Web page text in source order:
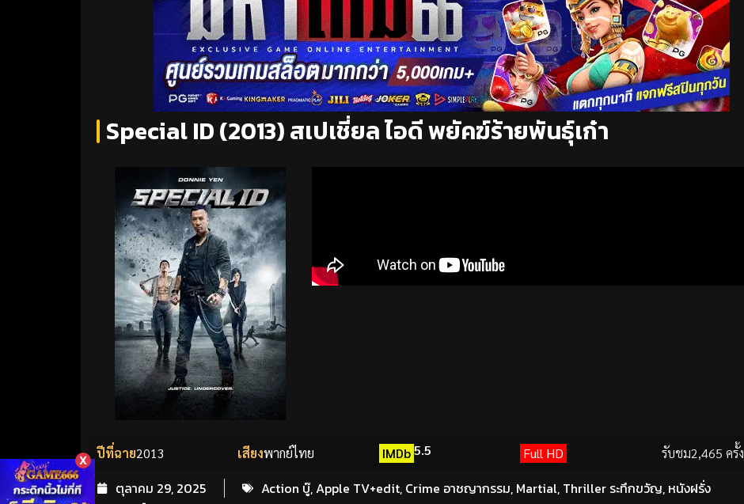
Special ID (2013) สเปเชี่ยล ไอดี พยัคฆ์ร้ายพันธุ์เก๋า
ปีที่ฉาย2013 เสียงพากย์ไทย IMDb 5.5 Full HD รับชม2,465 ครั้ง
ตุลาคม 29, 2025 Action บู๊,Apple TV+edit, Crime อาชญากรรม, Martial, Thriller ระทึกขวัญ, หนังฝรั่ง
X